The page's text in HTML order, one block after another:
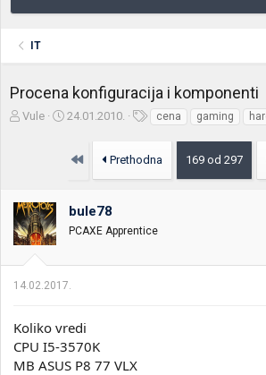
IT
Procena konfiguracija i komponenti
Z
i
k
t
e
Vule
D
u
o
k
a
j
a
24.01.2010.
a
k
cena gaming
Prvo Prethodna 169 od 297
bule78
PCAXE Apprentice
14.02.2017.
Koliko vredi
CPU I5-3570K
MB ASUS P8 77 VLX